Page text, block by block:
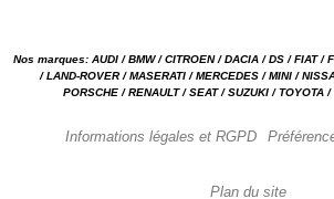
Nos marques: AUDI / BMW / CITROEN / DACIA / DS / FIAT /
/ LAND-ROVER / MASERATI / MERCEDES / MINI /
PORSCHE / RENAULT / SEAT / SUZUKI / TOYOTA /
Informations légales et RGPD
Plan du site